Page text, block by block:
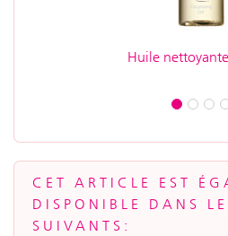
Huile
CET ARTICLE EST
DISPONIBLE DANS
SUIVANTS: